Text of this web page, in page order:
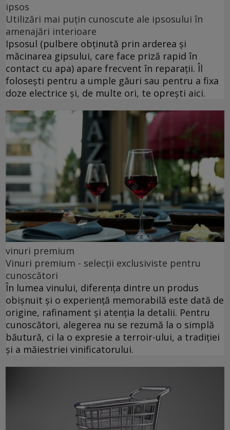
ipsos
Utilizări mai puțin cunoscute ale ipsosului în
amenajări interioare
Ipsosul (pulbere obținută prin arderea și
măcinarea gipsului, care face priză rapid în
contact cu apa) apare frecvent în reparații. Îl
folosești pentru a umple găuri sau pentru a fixa
doze electrice și, de multe ori, te oprești aici.
vinuri premium
Vinuri premium - selecții exclusiviste pentru
cunoscători
În lumea vinului, diferența dintre un produs
obișnuit și o experiență memorabilă este dată de
origine, rafinament și atenția la detalii. Pentru
cunoscători, alegerea nu se rezumă la o simplă
băutură, ci la o expresie a terroir-ului, a tradiției
și a măiestriei vinificatorului.